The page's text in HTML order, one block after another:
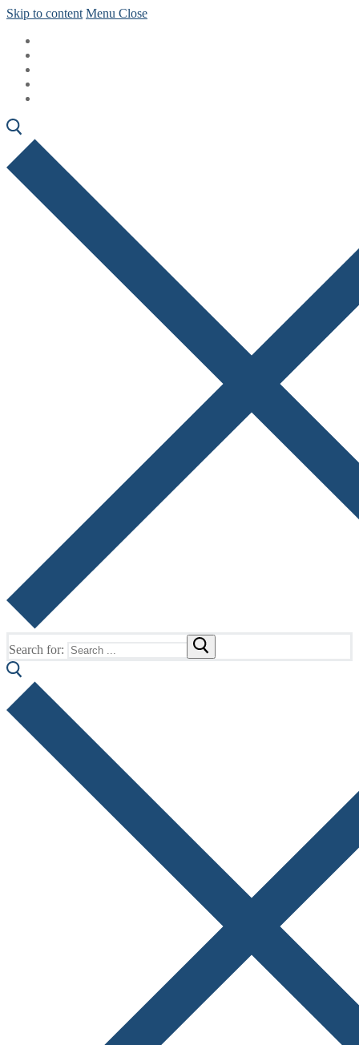
Skip to content Menu Close
Search for: